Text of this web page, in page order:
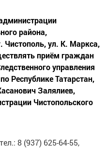
района,
Чистополь, ул. К. Маркса,
приём граждан
управления
Республике Татарстан,
Залялиев,
Чистопольского
8 (937) 625-64-55,